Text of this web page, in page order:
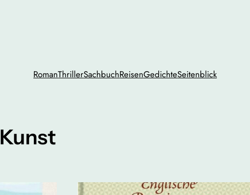
RomanThrillerSachbuchReisenGedichteSeitenblick
Kunst